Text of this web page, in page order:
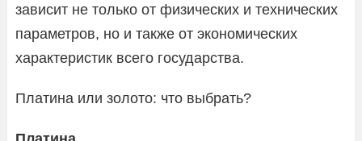
зависит не только от физических и технических
параметров, но и также от экономических
характеристик всего государства.
Платина или золото: что выбрать?